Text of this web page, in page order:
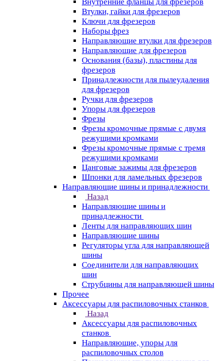
Втулки, гайки для фрезеров
Ключи для фрезеров
Наборы фрез
Направляющие втулки для фрезеров
Направляющие для фрезеров
Основания (базы), пластины для
фрезеров
Принадлежности для пылеудаления
для фрезеров
Ручки для фрезеров
Упоры для фрезеров
Фрезы
Фрезы кромочные прямые с двумя
режущими кромками
Фрезы кромочные прямые с тремя
режущими кромками
Цанговые зажимы для фрезеров
Шпонки для ламельных фрезеров
Направляющие шины и принадлежности
Назад
Направляющие шины и
принадлежности
Ленты для направляющих шин
Направляющие шины
Регуляторы угла для направляющей
шины
Соединители для направляющих
шин
Струбцины для направляющей шины
Прочее
Аксессуары для распиловочных станков
Назад
Аксессуары для распиловочных
станков
Направляющие, упоры для
распиловочных столов